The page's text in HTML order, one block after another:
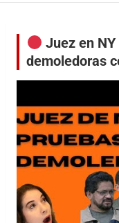
Juez en
demoledoras